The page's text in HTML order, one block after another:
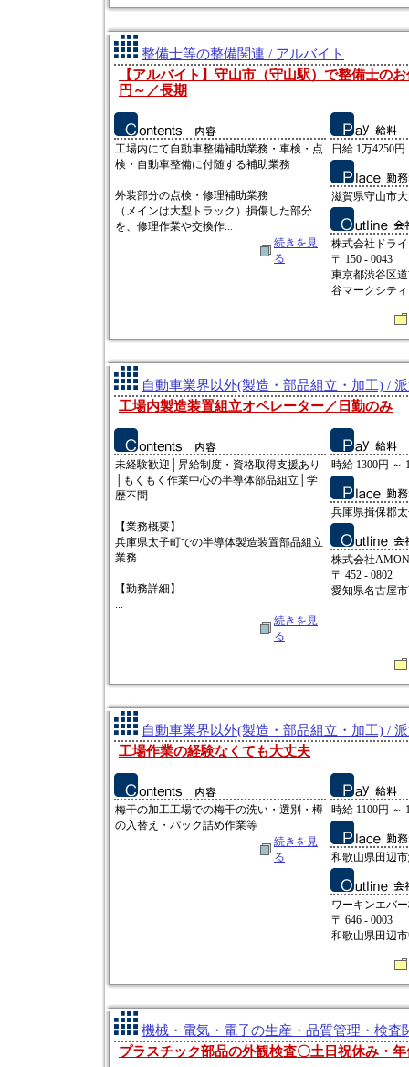
整備士等の整備関連 / アルバイト
【アルバイト】守山市（守山駅）で整備士の
円～／長期
工場内にて自動車整備補助業務・車検・点
検・自動車整備に付随する補助業務
外装部分の点検・修理補助業務
（メインは大型トラック）損傷した部分
を、修理作業や交換作...
続きを見
る
日給 1万4250円
滋賀県守山市
株式会社ドラ
〒 150 - 0043
東京都渋谷区
谷マークシテ
自動車業界以外(製造・部品組立・加工) /
工場内製造装置組立オペレーター／日勤のみ
未経験歓迎│昇給制度・資格取得支援あり
│もくもく作業中心の半導体部品組立│学
歴不問
【業務概要】
兵庫県太子町での半導体製造装置部品組立
業務
【勤務詳細】
...
続きを見
る
時給 1300円 ～
兵庫県揖保郡
株式会社AMON
〒 452 - 0802
愛知県名古屋
自動車業界以外(製造・部品組立・加工) /
工場作業の経験なくても大丈夫
梅干の加工工場での梅干の洗い・選別・樽
の入替え・パック詰め作業等
続きを見
る
時給 1100円 ～
和歌山県田辺
ワーキンエバ
〒 646 - 0003
和歌山県田辺
機械・電気・電子の生産・品質管理・検査
プラスチック部品の外観検査〇土日祝休み・年